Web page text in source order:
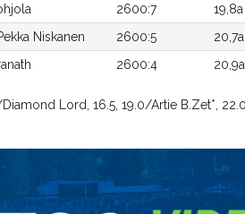
2600:7 19,8a
Niskanen 2600:5 20,7a
2600:4 20,9a
Lord, 16.5, 19.0/Artie B.Zet*, 22.0